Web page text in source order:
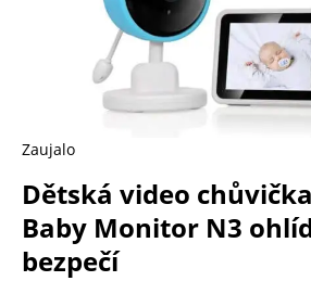
Zaujalo
Dětská video chůvička
Baby Monitor N3
bezpečí